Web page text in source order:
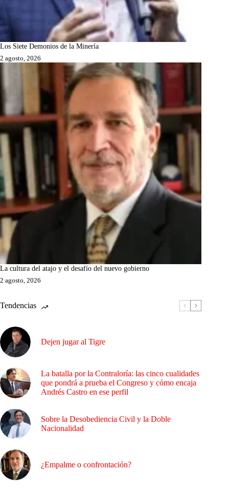
Los Siete Demonios de la Minería
2 agosto, 2026
La cultura del atajo y el desafío del nuevo gobierno
2 agosto, 2026
Tendencias
Dejen jugar al Tigre
La batalla por la Contraloría: las cinco cualidades
que pondrá a prueba el Congreso y cómo encaja
Andrés Castro en ese perfil
Sobre la Desobediencia Civil y la Doble
Nacionalidad
¿Empalme o confrontación?